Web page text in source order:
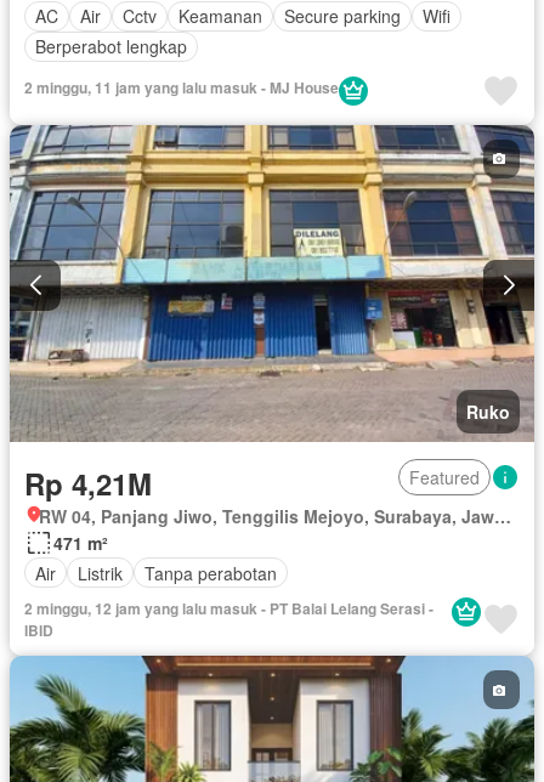
AC
Air Cctv Keamanan Secure parking
Wifi
Berperabot lengkap
2 minggu, 11 jam yang lalu masuk - MJ House
Ruko
Rp 4,21M
Featured
RW 04, Panjang Jiwo, Tenggilis Mejoyo, Surabaya, Jawa Timur
471 m²
Air
Listrik Tanpa perabotan
2 minggu, 12 jam yang lalu masuk - PT Balai Lelang Serasi -
IBID